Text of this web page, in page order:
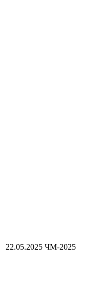
22.05.2025 ЧМ-2025